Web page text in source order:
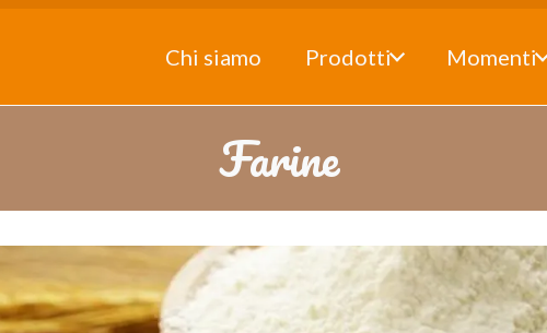
Chi siamo Prodotti Momenti
Farine